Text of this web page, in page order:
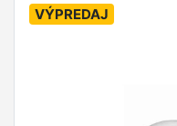
VÝPREDAJ